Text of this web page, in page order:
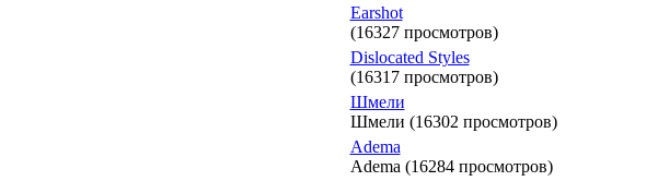
Earshot
(16327 просмотров)
Dislocated Styles
(16317 просмотров)
Шмели
Шмели (16302 просмотров)
Adema
Adema (16284 просмотров)